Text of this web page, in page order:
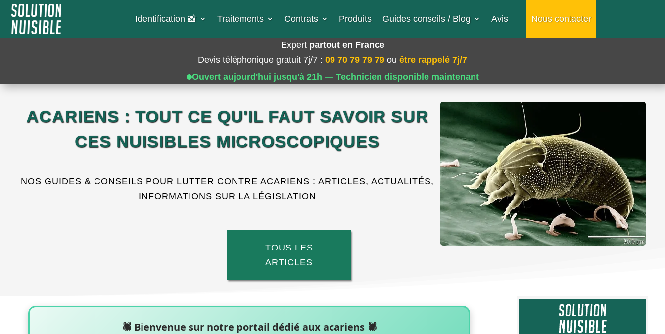
Identification 📸​ Traitements Contrats Produits Guides conseils / Blog Avis Nous contacter
Expert partout en France
Devis téléphonique gratuit 7j/7 : 09 70 79 79 79 ou être rappelé 7j/7
Ouvert aujourd'hui jusqu'à 21h — Technicien disponible maintenant
ACARIENS : TOUT CE QU'IL FAUT SAVOIR SUR
CES NUISIBLES MICROSCOPIQUES
NOS GUIDES & CONSEILS POUR LUTTER CONTRE ACARIENS : ARTICLES, ACTUALITÉS,
INFORMATIONS SUR LA LÉGISLATION
TOUS LES
ARTICLES
🕷️ Bienvenue sur notre portail dédié aux acariens🕷️